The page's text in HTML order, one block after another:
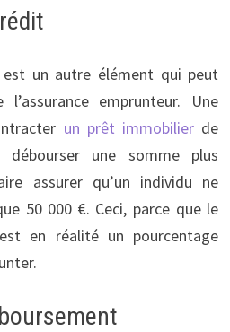
un autre élément qui peut
emprunteur. Une
un prêt immobilier de
une somme plus
assurer qu’un individu ne
50 000 €. Ceci, parce que le
est en réalité un pourcentage